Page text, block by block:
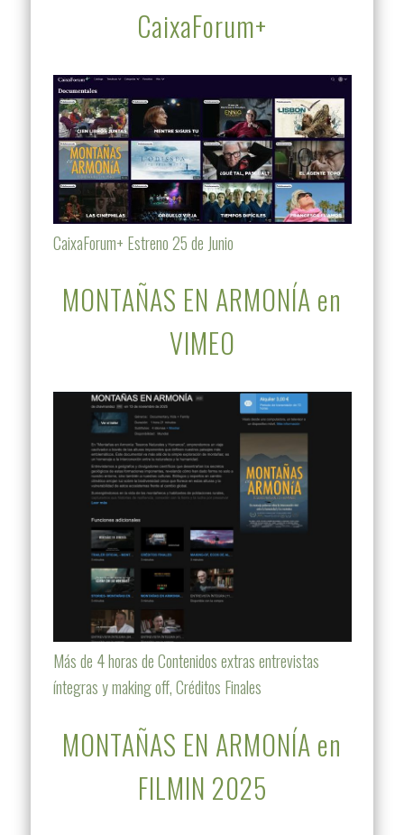
CaixaForum+
CaixaForum+ Estreno 25 de Junio
MONTAÑAS EN ARMONÍA en
VIMEO
Más de 4 horas de Contenidos extras entrevistas
íntegras y making off, Créditos Finales
MONTAÑAS EN ARMONÍA en
FILMIN 2025